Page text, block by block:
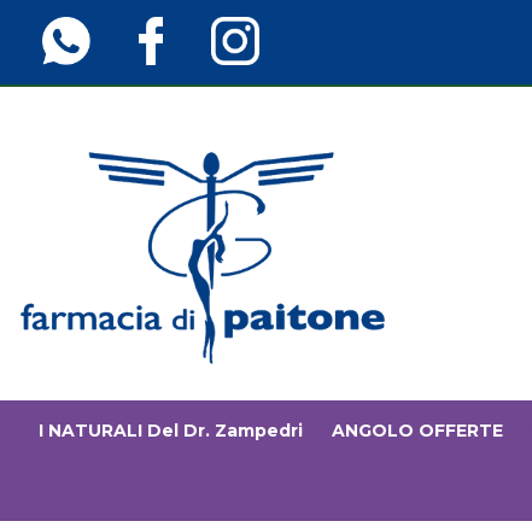
contenuto
principale
Farmaciainfinita.it
I NATURALI Del Dr. Zampedri ANGOLO OFFERTE